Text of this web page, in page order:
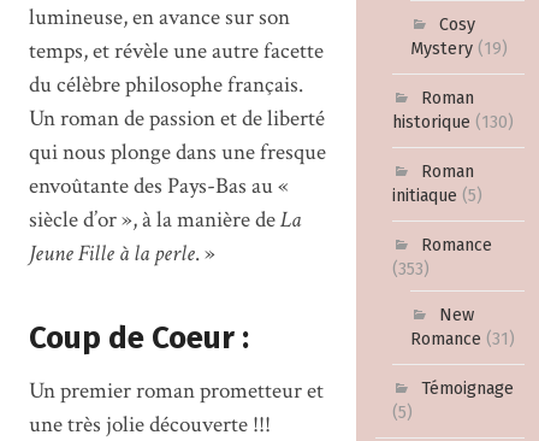
Cosy
Mystery(19)
Roman
historique (130)
Roman
initiaque (5)
Romance
(353)
New
Romance (31)
Témoignage
(5)
lumineuse, en avance sur son
temps, et révèle une autre facette
du célèbre philosophe français.
Un roman de passion et de liberté
qui nous plonge dans une fresque
envoûtante des Pays-Bas au «
siècle d’or », à la manière deLa
Jeune Fille à la perle. »
Coup de Coeur :
Un premier roman prometteur et
une très jolie découverte !!!